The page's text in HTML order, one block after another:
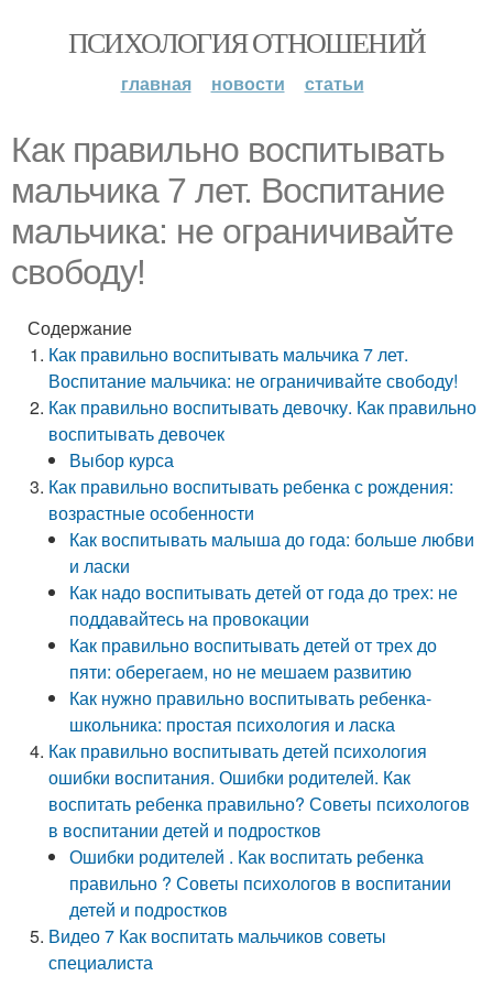
ПСИХОЛОГИЯ ОТНОШЕНИЙ
главная новости статьи
Как правильно воспитывать
мальчика 7 лет. Воспитание
мальчика: не ограничивайте
свободу!
Содержание
Как правильно воспитывать мальчика 7 лет.
Воспитание мальчика: не ограничивайте свободу!
Как правильно воспитывать девочку. Как правильно
воспитывать девочек
Выбор курса
Как правильно воспитывать ребенка с рождения:
возрастные особенности
Как воспитывать малыша до года: больше любви
и ласки
Как надо воспитывать детей от года до трех: не
поддавайтесь на провокации
Как правильно воспитывать детей от трех до
пяти: оберегаем, но не мешаем развитию
Как нужно правильно воспитывать ребенка-
школьника: простая психология и ласка
Как правильно воспитывать детей психология
ошибки воспитания. Ошибки родителей. Как
воспитать ребенка правильно? Советы психологов
в воспитании детей и подростков
Ошибки родителей . Как воспитать ребенка
правильно ? Советы психологов в воспитании
детей и подростков
Видео 7 Как воспитать мальчиков советы
специалиста